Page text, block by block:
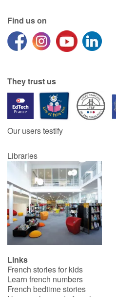
Find us on
They trust us
Our users testify
Libraries
Links
French stories for kids
Learn french numbers
French bedtime stories